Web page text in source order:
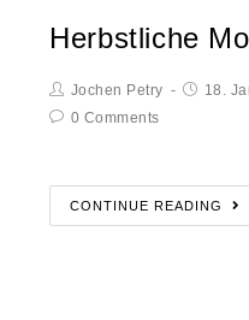
Herbstliche
Jochen Petry 18.
0 Comments
CONTINUE READING